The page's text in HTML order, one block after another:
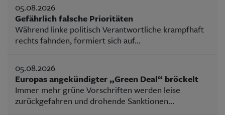
05.08.2026
Gefährlich falsche Prioritäten
Während linke politisch Verantwortliche krampfhaft
rechts fahnden, formiert sich auf...
05.08.2026
Europas angekündigter „Green Deal“ bröckelt
Immer mehr grüne Vorschriften werden leise
zurückgefahren und drohende Sanktionen...